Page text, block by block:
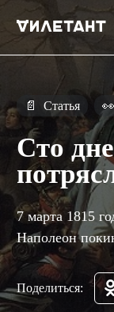
📄 Статья 👀
Сто
7 марта 1815
Наполеон
Поделиться: